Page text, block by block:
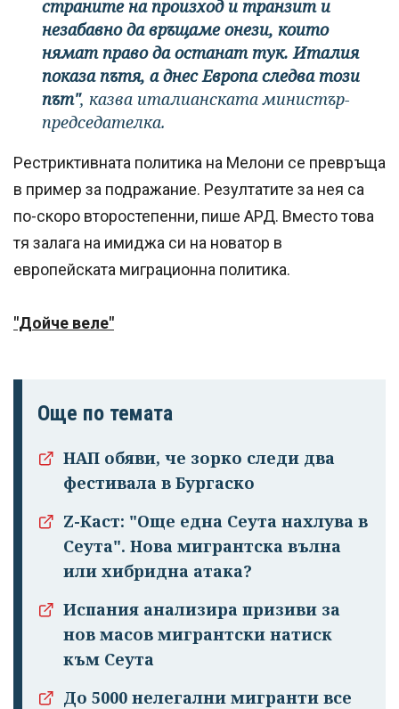
страните на произход и транзит и
незабавно да връщаме онези, които
нямат право да останат тук. Италия
показа пътя, а днес Европа следва този
път", казва италианската министър-
председателка.
Рестриктивната политика на Мелони се превръща
в пример за подражание. Резултатите за нея са
по-скоро второстепенни, пише АРД. Вместо това
тя залага на имиджа си на новатор в
европейската миграционна политика.
"Дойче веле"
Още по темата
НАП обяви, че зорко следи два
фестивала в Бургаско
Z-Каст: "Още една Сеута нахлува в
Сеута". Нова мигрантска вълна
или хибридна атака?
Испания анализира призиви за
нов масов мигрантски натиск
към Сеута
До 5000 нелегални мигранти все